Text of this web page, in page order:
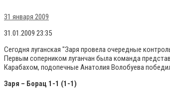
31 января 2009
31.01.2009 23:35
Сегодня луганская "Заря провела очередные
Первым соперником луганчан была команда
Карабахом, подопечные Анатолия Волобуева
Заря – Борац 1-1 (1-1)